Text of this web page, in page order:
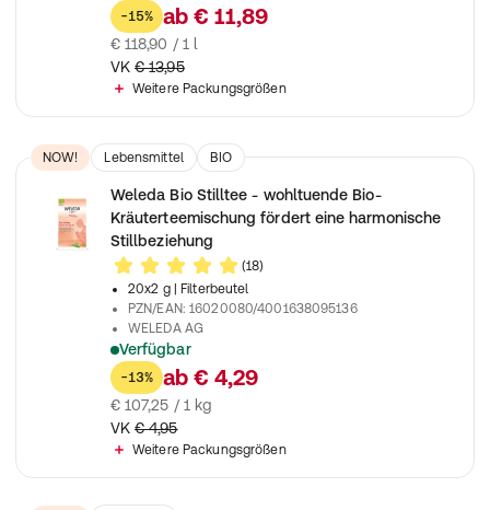
Erfrischendes Naturkosmetik After Shave Balsam zur Pflege
-15% ab € 11,89
€ 118,90 / 1 l
VK € 13,95
Weitere Packungsgrößen
NOW! Lebensmittel BIO
Weleda Bio Stilltee - wohltuende Bio-
Kräuterteemischung fördert eine harmonische
Stillbeziehung
(18)
20x2 g
| Filterbeutel
PZN/EAN:16020080/4001638095136
WELEDA AG
Verfügbar
Kräuterteemischung mit Bockshornkleesamen und
-13% ab € 4,29
€ 107,25 / 1 kg
VK € 4,95
Weitere Packungsgrößen